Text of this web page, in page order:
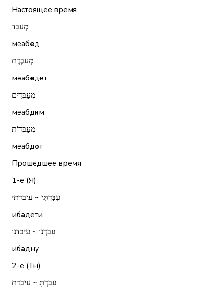
Настоящее время
מְעַבֵּד
меабед
מְעַבֶּדֶת
меабедет
מְעַבְּדִים
меабдим
מְעַבְּדוֹת
меабдот
Прошедшее время
1-е (Я)
עִבַּדְתִּי ~ עיבדתי
ибадети
עִבַּדְנוּ ~ עיבדנו
ибадну
2-е (Ты)
עִבַּדְתָּ ~ עיבדת